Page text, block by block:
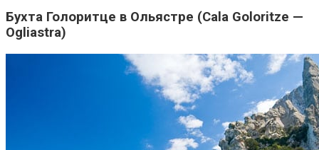
Бухта Голоритце в Ольястре (Cala Goloritze —
Ogliastra)